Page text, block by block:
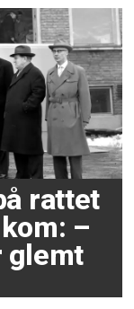
rattet
–
glemt